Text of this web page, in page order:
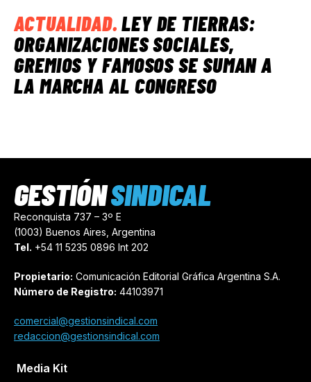
ACTUALIDAD.LEY DE TIERRAS:
ORGANIZACIONES SOCIALES,
GREMIOS Y FAMOSOS SE SUMAN A
LA MARCHA AL CONGRESO
Reconquista 737 – 3º E
(1003) Buenos Aires, Argentina
Tel. +54 11 5235 0896 Int 202
Propietario: Comunicación Editorial Gráfica Argentina S.A.
Número de Registro: 44103971
comercial@gestionsindical.com
redaccion@gestionsindical.com
Media Kit
GESTIÓNSINDICAL